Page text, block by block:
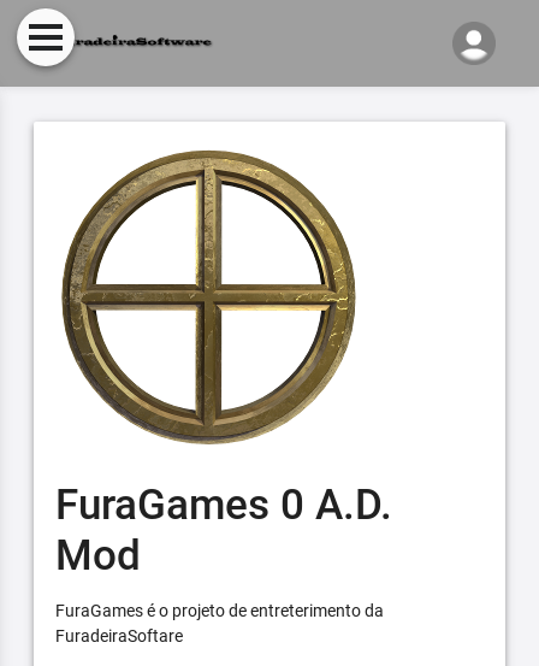
FuraGames 0 A.D.
Mod
FuraGames é o projeto de entreterimento da
FuradeiraSoftare